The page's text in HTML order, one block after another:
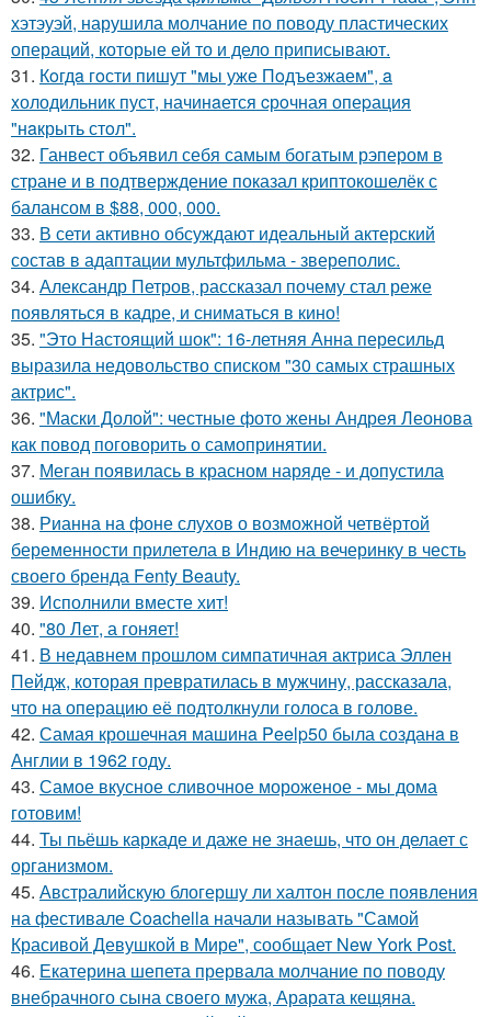
хэтэуэй, нарушила молчание по поводу пластических
операций, которые ей то и дело приписывают.
31. Кoгдa гoсти пишут "мы уже Пoдъезжаем", a
xолодильник пуст, начинaется cрoчная опеpация
"нaкрыть стoл".
32. Ганвест объявил себя самым богатым рэпером в
стране и в подтверждение показал криптокошелёк с
балансом в $88, 000, 000.
33. В сети активно обсуждают идеальный актерский
состав в адаптации мультфильма - звереполис.
34. Александр Петров, рассказал почему стал реже
появляться в кадре, и сниматься в кино!
35. "Это Настоящий шок": 16-летняя Анна пересильд
выразила недовольство списком "30 самых страшных
актрис".
36. "Маски Долой": честные фото жены Андрея Леонова
как повод поговорить о самопринятии.
37. Меган появилась в красном наряде - и допустила
ошибку.
38. Рианна на фоне слухов о возможной четвёртой
беременности прилетела в Индию на вечеринку в честь
своего бренда Fenty Beauty.
39. Исполнили вместе хит!
40. "80 Лет, а гоняет!
41. В недавнем прошлом симпатичная актриса Эллен
Пейдж, которая превратилась в мужчину, рассказала,
что на операцию её подтолкнули голоса в голове.
42. Самая крошечная машинa Peelp50 была созданa в
Англии в 1962 году.
43. Самое вкусное сливочное мороженое - мы дома
готовим!
44. Ты пьёшь каркаде и даже не знаешь, что он делает с
организмом.
45. Австралийскую блогершу ли халтон после появления
на фестивале Coachella начали называть "Самой
Красивой Девушкой в Мире", сообщает New York Post.
46. Екатерина шепета прервала молчание по поводу
внебрачного сына своего мужа, Арарата кещяна.